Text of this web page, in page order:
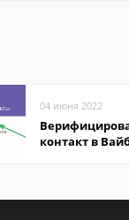
04 июня 2022
контакт в